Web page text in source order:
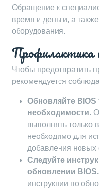
Обращение к
время и деньги, а
оборудования.
Профилактика
Чтобы предотвратить
рекомендуется
Обновляйте BIOS
необходимости.
выполнять только
необходимо для
добавления новых
Следуйте
обновлении BIOS.
инструкции по